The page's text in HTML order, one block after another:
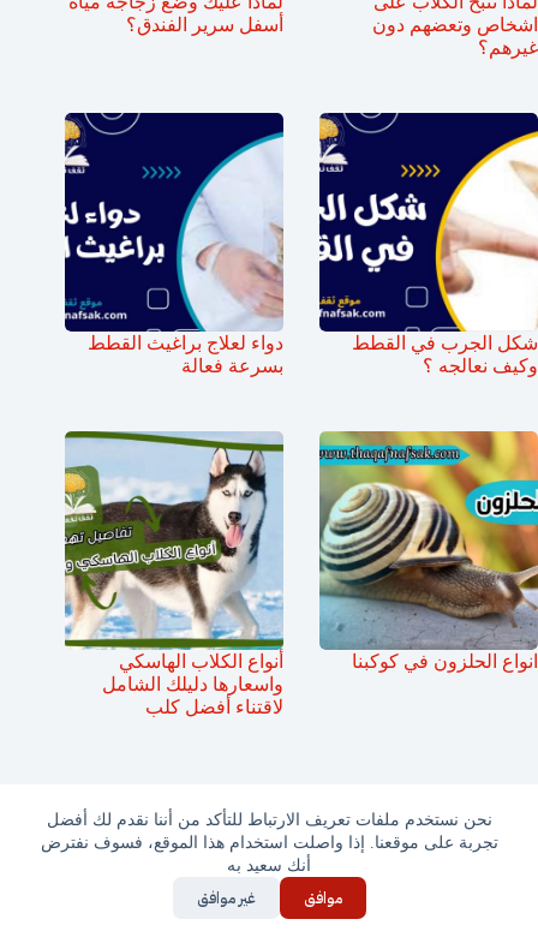
نحن نستخدم ملفات تعريف الارتباط للتأكد من أننا نقدم لك أفضل
تجربة على موقعنا. إذا واصلت استخدام هذا الموقع، فسوف نفترض
أنك سعيد به
موافق غير موافق
اشخاص وتعضهم دون
غيرهم؟
أسفل سرير الفندق؟
شكل الجرب في القطط
وكيف نعالجه ؟
دواء لعلاج براغيث القطط
بسرعة فعالة
انواع الحلزون في كوكبنا
أنواع الكلاب الهاسكي
واسعارها دليلك الشامل
لاقتناء أفضل كلب
عن ثقف نفسك
أعلن معنا